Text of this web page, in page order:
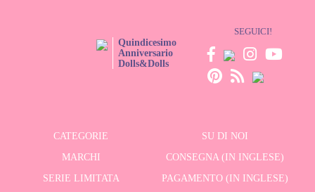
Quindicesimo
Anniversario
Dolls&Dolls
SEGUICI!
CATEGORIE
SU DI NOI
MARCHI
CONSEGNA (IN INGLESE)
SERIE LIMITATA
PAGAMENTO (IN INGLESE)